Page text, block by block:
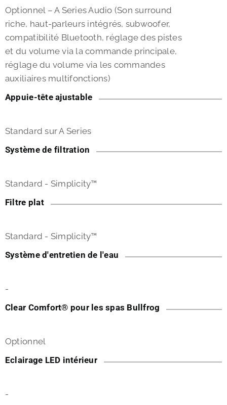
Optionnel – A Series Audio (Son surround
riche, haut-parleurs intégrés, subwoofer,
compatibilité Bluetooth, réglage des pistes
et du volume via la commande principale,
réglage du volume via les commandes
auxiliaires multifonctions)
Appuie-tête ajustable
Standard sur A Series
Système de filtration
Standard - Simplicity™
Filtre plat
Standard - Simplicity™
Système d'entretien de l'eau
-
Clear Comfort® pour les spas Bullfrog
Optionnel
Eclairage LED intérieur
-